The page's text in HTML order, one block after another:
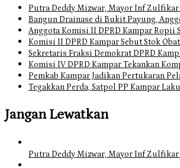
Putra Deddy Mizwar, Mayor Inf Zulfikar
Bangun Drainase di Bukit Payung,
Anggota Komisi II DPRD Kampar Ropii
Komisi II DPRD Kampar Sebut Stok
Sekretaris Fraksi Demokrat DPRD
Komisi IV DPRD Kampar Tekankan
Pemkab Kampar Jadikan Pertukaran
Tegakkan Perda, Satpol PP Kampar
Jangan Lewatkan
Putra Deddy Mizwar, Mayor Inf Zulfikar